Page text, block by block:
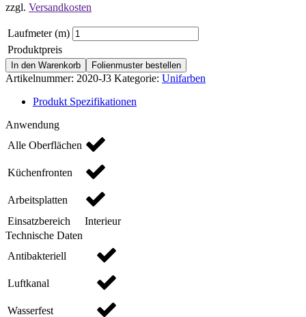
zzgl. Versandkosten
Laufmeter (m)
Produktpreis
In den Warenkorb Folienmuster bestellen
Artikelnummer: 2020-J3 Kategorie: Unifarben
Produkt Spezifikationen
Anwendung
Alle Oberflächen
Küchenfronten
Arbeitsplatten
Einsatzbereich
Interieur
Technische Daten
Antibakteriell
Luftkanal
Wasserfest